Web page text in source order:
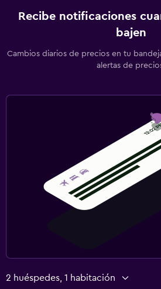
Recibe notificaciones
bajen
Cambios diarios de precios en tu
alertas de
2 huéspedes, 1 habitación